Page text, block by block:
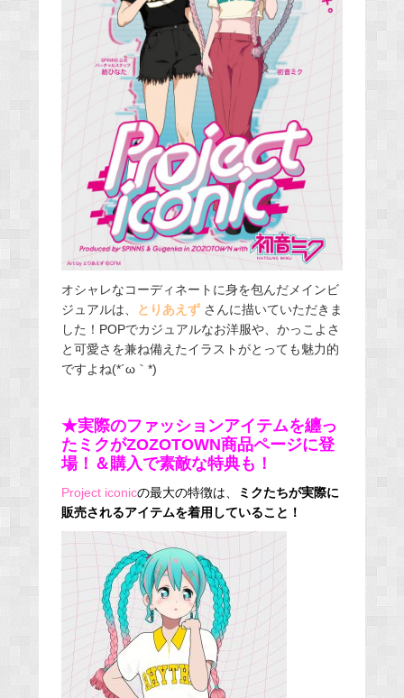
オシャレなコーディネートに身を包んだメインビ
ジュアルは、
とりあえず さんに描いていただきま
した！POPでカジュアルなお洋服や、かっこよさ
と可愛さを兼ね備えたイラストがとっても魅力的
ですよね(*´ω｀*)
★実際のファッションアイテムを纏っ
たミクがZOZOTOWN商品ページに登
場！＆購入で素敵な特典も！
Project iconicの最大の特徴は、
ミクたちが実際に
販売されるアイテムを着用していること！